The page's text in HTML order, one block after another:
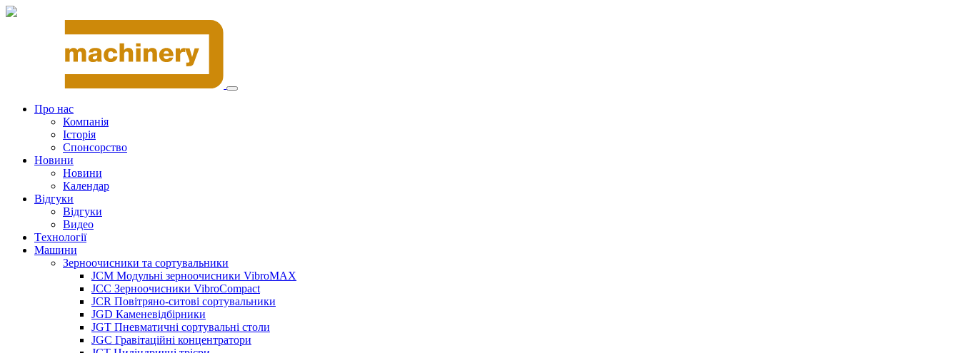
Про нас
Компанія
Історія
Спонсорство
Новини
Новини
Календар
Відгуки
Відгуки
Видео
Tехнології
Машини
Зерноочисники та сортувальники
JCM Модульні зерноочисники VibroMAX
JCC Зерноочисники VibroCompact
JCR Повітряно-ситові сортувальники
JGD Каменевідбірники
JGT Пневматичні сортувальні столи
JGC Гравітаційні концентратори